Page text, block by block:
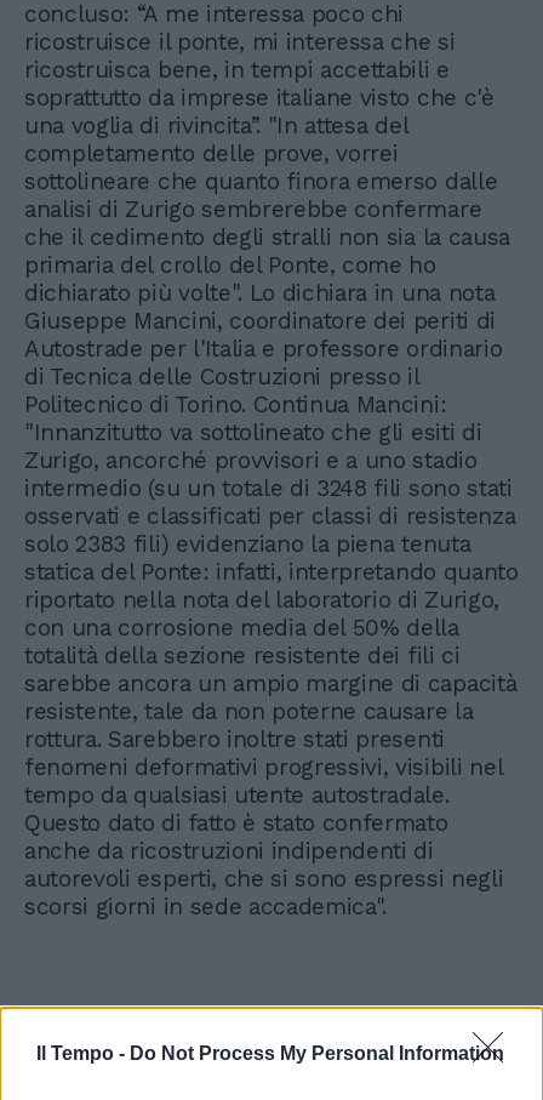
Il Tempo - Do Not Process My Personal Information
concluso: “A me interessa poco chi
ricostruisce il ponte, mi interessa che si
ricostruisca bene, in tempi accettabili e
soprattutto da imprese italiane visto che c'è
una voglia di rivincita”. "In attesa del
completamento delle prove, vorrei
sottolineare che quanto finora emerso dalle
analisi di Zurigo sembrerebbe confermare
che il cedimento degli stralli non sia la causa
primaria del crollo del Ponte, come ho
dichiarato più volte". Lo dichiara in una nota
Giuseppe Mancini, coordinatore dei periti di
Autostrade per l'Italia e professore ordinario
di Tecnica delle Costruzioni presso il
Politecnico di Torino. Continua Mancini:
"Innanzitutto va sottolineato che gli esiti di
Zurigo, ancorché provvisori e a uno stadio
intermedio (su un totale di 3248 fili sono stati
osservati e classificati per classi di resistenza
solo 2383 fili) evidenziano la piena tenuta
statica del Ponte: infatti, interpretando quanto
riportato nella nota del laboratorio di Zurigo,
con una corrosione media del 50% della
totalità della sezione resistente dei fili ci
sarebbe ancora un ampio margine di capacità
resistente, tale da non poterne causare la
rottura. Sarebbero inoltre stati presenti
fenomeni deformativi progressivi, visibili nel
tempo da qualsiasi utente autostradale.
Questo dato di fatto è stato confermato
anche da ricostruzioni indipendenti di
autorevoli esperti, che si sono espressi negli
scorsi giorni in sede accademica".